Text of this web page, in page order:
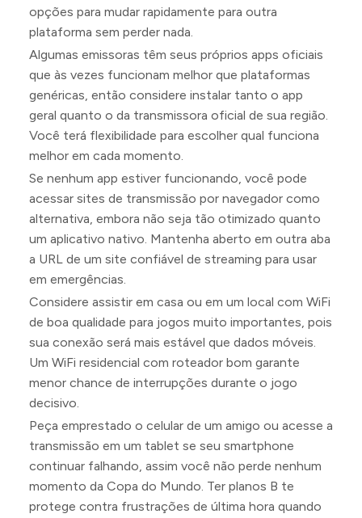
opções para mudar rapidamente para outra
plataforma sem perder nada.
Algumas emissoras têm seus próprios apps oficiais
que às vezes funcionam melhor que plataformas
genéricas, então considere instalar tanto o app
geral quanto o da transmissora oficial de sua região.
Você terá flexibilidade para escolher qual funciona
melhor em cada momento.
Se nenhum app estiver funcionando, você pode
acessar sites de transmissão por navegador como
alternativa, embora não seja tão otimizado quanto
um aplicativo nativo. Mantenha aberto em outra aba
a URL de um site confiável de streaming para usar
em emergências.
Considere assistir em casa ou em um local com WiFi
de boa qualidade para jogos muito importantes, pois
sua conexão será mais estável que dados móveis.
Um WiFi residencial com roteador bom garante
menor chance de interrupções durante o jogo
decisivo.
Peça emprestado o celular de um amigo ou acesse a
transmissão em um tablet se seu smartphone
continuar falhando, assim você não perde nenhum
momento da Copa do Mundo. Ter planos B te
protege contra frustrações de última hora quando